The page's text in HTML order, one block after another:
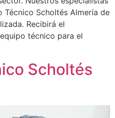
Técnico Scholtés Almería de
Recibirá el
técnico para el
Scholtés